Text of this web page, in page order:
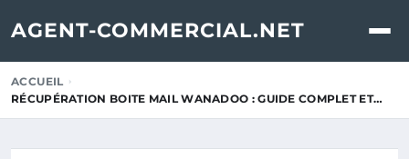
AGENT-COMMERCIAL.NET
ACCUEIL
RÉCUPÉRATION BOITE MAIL WANADOO : GUIDE COMPLET ET…